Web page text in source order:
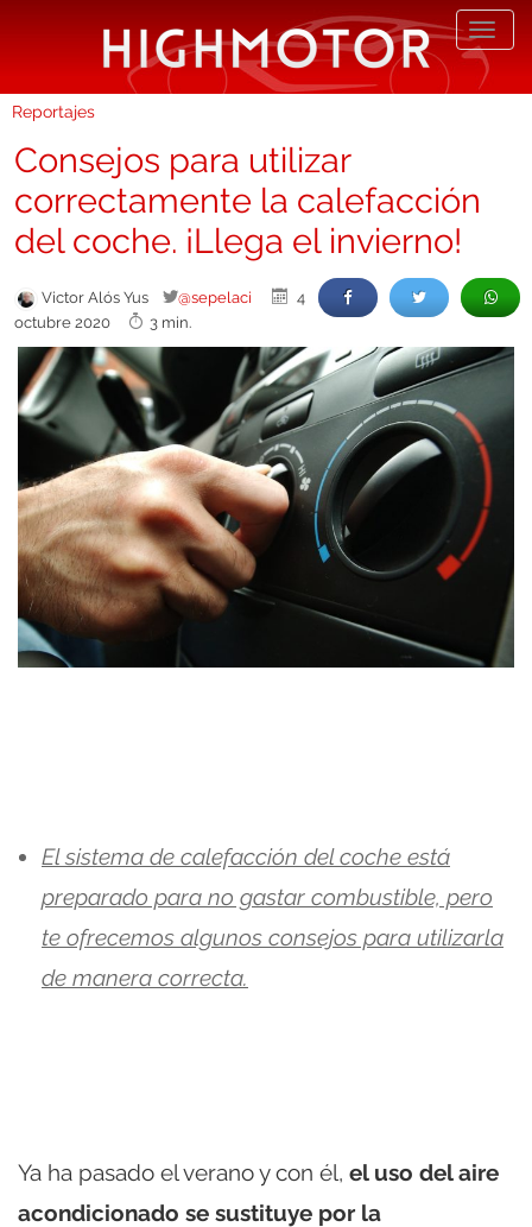
Reportajes
Consejos para utilizar
correctamente la calefacción
del coche. ¡Llega el invierno!
Victor Alós Yus @sepelaci
4
octubre 2020
3 min.
El sistema de calefacción del coche está
preparado para no gastar combustible, pero
te ofrecemos algunos consejos para utilizarla
de manera correcta.
Ya ha pasado el verano y con él, el uso del aire
acondicionado se sustituye por la